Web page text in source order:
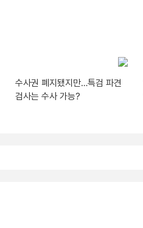
수사권 폐지됐지만…특검 파견
검사는 수사 가능?